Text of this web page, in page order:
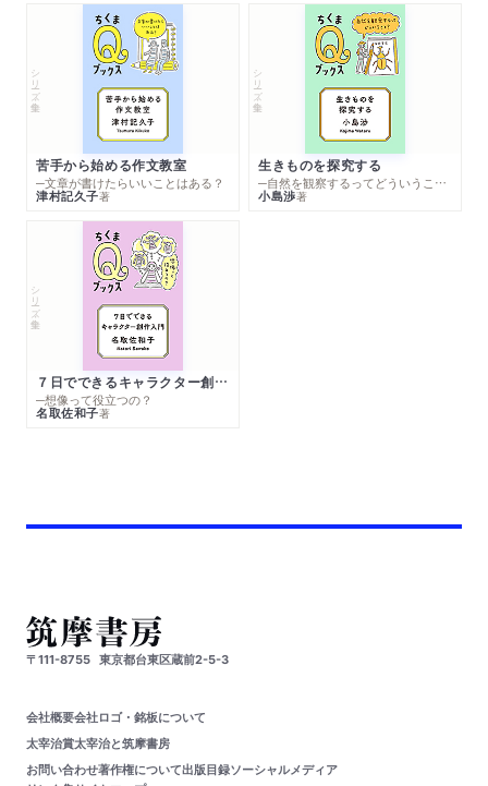
シリーズ・全集
苦手から始める作文教室
─文章が書けたらいいことはある？
津村記久子著
シリーズ・全集
生きものを探究する
─自然を観察するってどういうこと？
小島渉著
シリーズ・全集
７日でできるキャラクター創作入門
─想像って役立つの？
名取佐和子著
〒111-8755 東京都台東区蔵前2-5-3
会社概要会社ロゴ・銘板について
太宰治賞太宰治と筑摩書房
お問い合わせ著作権について出版目録ソーシャルメディア